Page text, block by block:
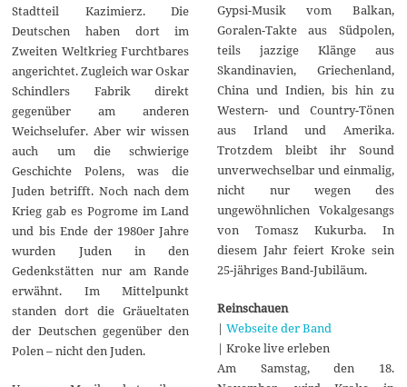
Stadtteil Kazimierz. Die
Deutschen haben dort im
Zweiten Weltkrieg Furchtbares
angerichtet. Zugleich war Oskar
Schindlers Fabrik direkt
gegenüber am anderen
Weichselufer. Aber wir wissen
auch um die schwierige
Geschichte Polens, was die
Juden betrifft. Noch nach dem
Krieg gab es Pogrome im Land
und bis Ende der 1980er Jahre
wurden Juden in den
Gedenkstätten nur am Rande
erwähnt. Im Mittelpunkt
standen dort die Gräueltaten
der Deutschen gegenüber den
Polen – nicht den Juden.
Gypsi-Musik vom Balkan,
Goralen-Takte aus Südpolen,
teils jazzige Klänge aus
Skandinavien, Griechenland,
China und Indien, bis hin zu
Western- und Country-Tönen
aus Irland und Amerika.
Trotzdem bleibt ihr Sound
unverwechselbar und einmalig,
nicht nur wegen des
ungewöhnlichen Vokalgesangs
von Tomasz Kukurba. In
diesem Jahr feiert Kroke sein
25-jähriges Band-Jubiläum.
Reinschauen
| Webseite der Band
| Kroke live erleben
Am Samstag, den 18.